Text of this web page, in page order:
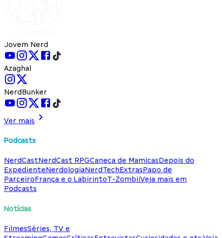
Jovem Nerd
Azaghal
NerdBunker
Ver mais
Podcasts
NerdCastNerdCast RPGCaneca de MamicasDepois do
ExpedienteNerdologiaNerdTechExtrasPapo de
ParceiroFrança e o LabirintoT-ZombiiVeja mais em
Podcasts
Notícias
FilmesSéries, TV e